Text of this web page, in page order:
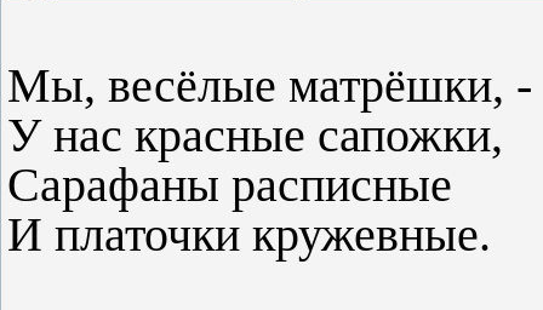
Мы, весёлые матрёшки, -
У нас красные сапожки,
Сарафаны расписные
И платочки кружевные.